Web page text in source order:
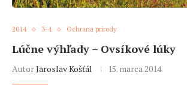
2014 3-4 Ochrana prírody
Lúčne výhľady – Ovsíkové lúky
AutorJaroslav Košťál 15. marca 2014